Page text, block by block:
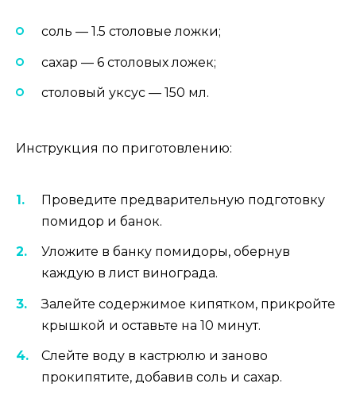
соль — 1.5 столовые ложки;
сахар — 6 столовых ложек;
столовый уксус — 150 мл.
Инструкция по приготовлению:
Проведите предварительную подготовку
помидор и банок.
Уложите в банку помидоры, обернув
каждую в лист винограда.
Залейте содержимое кипятком, прикройте
крышкой и оставьте на 10 минут.
Слейте воду в кастрюлю и заново
прокипятите, добавив соль и сахар.